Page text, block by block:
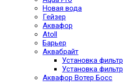
Новая вода
Гейзер
Аквафор
Atoll
Барьер
Аквабрайт
Установка
Установка
Аквафор Вотер Босс